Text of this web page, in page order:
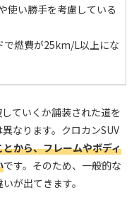
使い勝手を考慮している
で燃費が25km/L以上にな
ていくか舗装された道を
なります。クロカンSUV
から、フレームやボディ
です。そのため、一般的な
が出てきます。